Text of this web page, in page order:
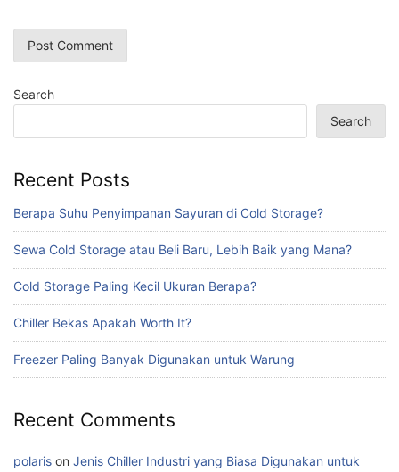
Search
Search
Recent Posts
Berapa Suhu Penyimpanan Sayuran di Cold Storage?
Sewa Cold Storage atau Beli Baru, Lebih Baik yang Mana?
Cold Storage Paling Kecil Ukuran Berapa?
Chiller Bekas Apakah Worth It?
Freezer Paling Banyak Digunakan untuk Warung
Recent Comments
polaris on Jenis Chiller Industri yang Biasa Digunakan untuk